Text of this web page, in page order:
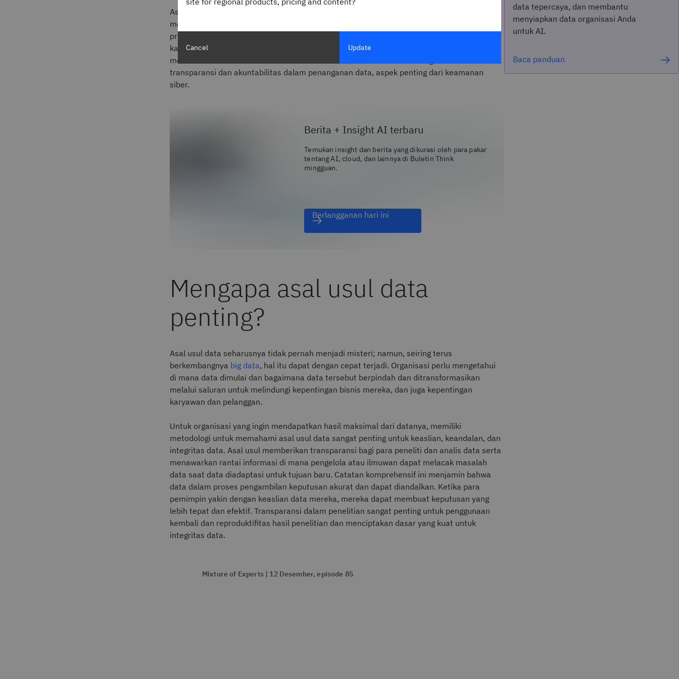
Asal usul data melindungi
mendokumentasikan sejarah data, transformasi, dan perjalanannya melalui berbagai
proses dengan cermat. Konteks historis ini membantu kepatuhan terhadap peraturan,
karena menjaga keakuratan dan keabsahan data, memastikan bahwa organisasi
memenuhi standar hukum dan industri. Selain itu, asal usul data meningkatkan
transparansi dan akuntabilitas dalam penanganan data, aspek penting dari keamanan
siber.
Berita + Insight AI terbaru
Temukan insight dan berita yang dikurasi oleh para pakar
tentang AI, cloud, dan lainnya di Buletin Think
mingguan.
Berlangganan hari ini
Mengapa asal usul data
penting?
Asal usul data seharusnya tidak pernah menjadi misteri; namun, seiring terus
berkembangnya big data, hal itu dapat dengan cepat terjadi. Organisasi perlu mengetahui
di mana data dimulai dan bagaimana data tersebut berpindah dan ditransformasikan
melalui saluran untuk melindungi kepentingan bisnis mereka, dan juga kepentingan
karyawan dan pelanggan.
Untuk organisasi yang ingin mendapatkan hasil maksimal dari datanya, memiliki
metodologi untuk memahami asal usul data sangat penting untuk keaslian, keandalan, dan
integritas data. Asal usul memberikan transparansi bagi para peneliti dan analis data serta
menawarkan rantai informasi di mana pengelola atau ilmuwan dapat melacak masalah
data saat data diadaptasi untuk tujuan baru. Catatan komprehensif ini menjamin bahwa
data dalam proses pengambilan keputusan akurat dan dapat diandalkan. Ketika para
pemimpin yakin dengan keaslian data mereka, mereka dapat membuat keputusan yang
lebih tepat dan efektif. Transparansi dalam penelitian sangat penting untuk penggunaan
kembali dan reproduktifitas hasil penelitian dan menciptakan dasar yang kuat untuk
integritas data.
Mixture of Experts | 12 Desember, episode 85
data tepercaya, dan membantu
menyiapkan data organisasi Anda
untuk AI.
Baca panduan
Cancel Update